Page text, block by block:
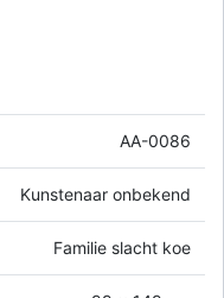
AA-0086
Kunstenaar onbekend
Familie slacht koe